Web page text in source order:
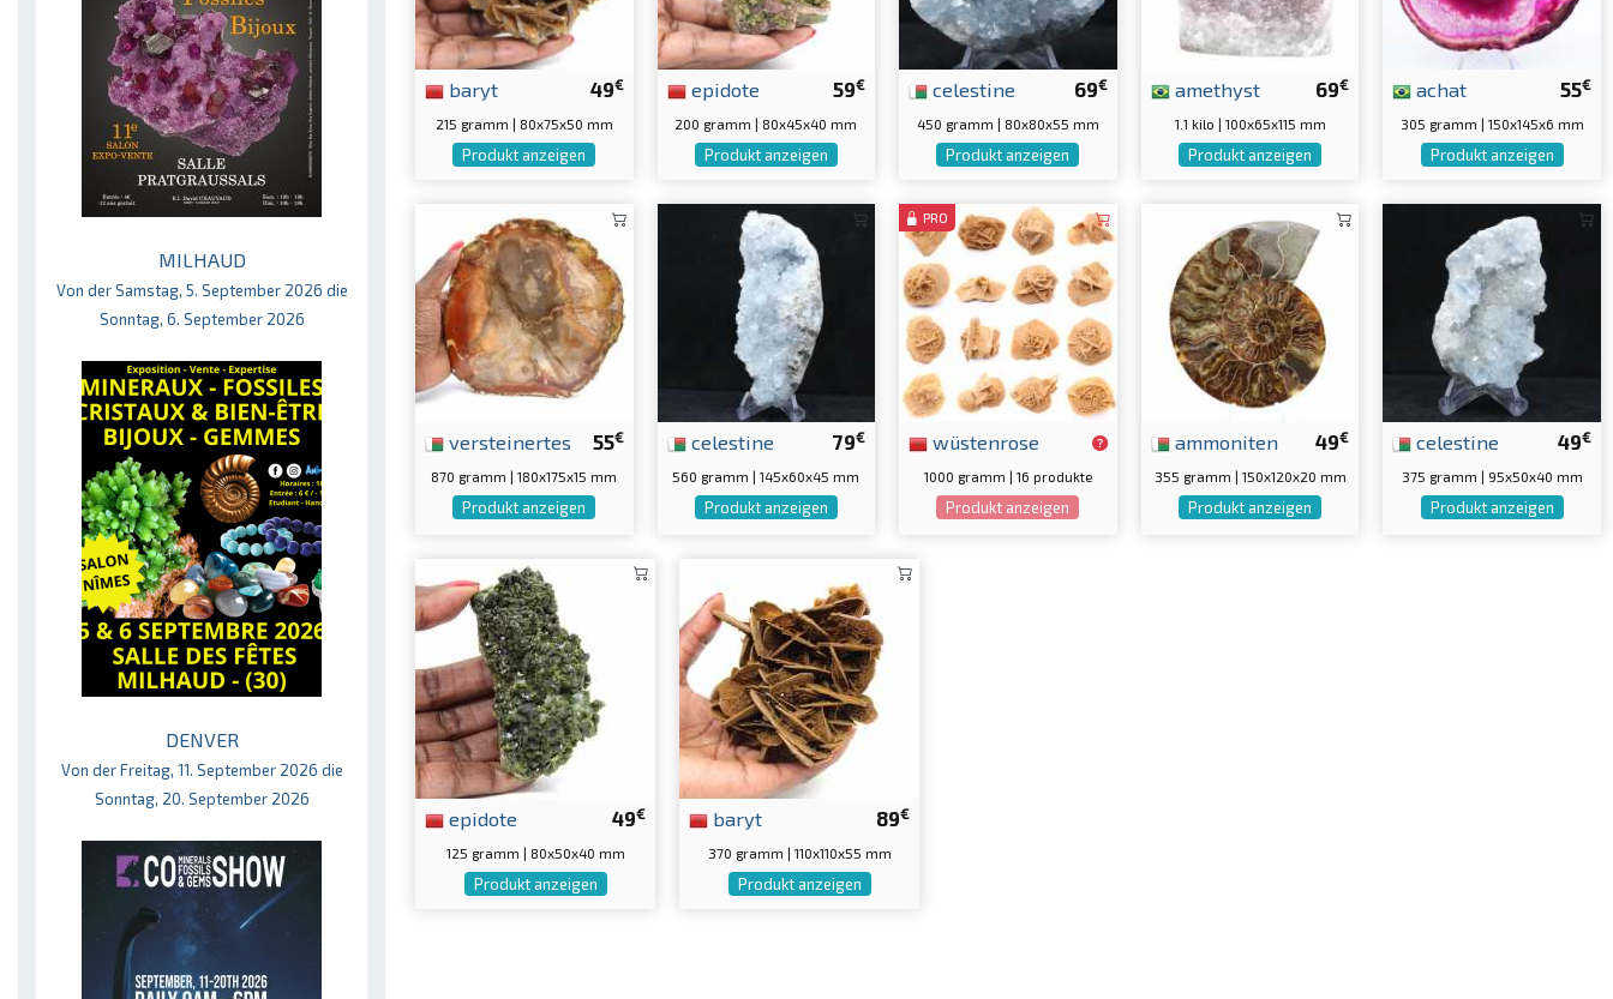
MILHAUD
Von der Samstag, 5. September 2026 die
Sonntag, 6. September 2026
DENVER
Von der Freitag, 11. September 2026 die
Sonntag, 20. September 2026
49€
baryt
215 gramm | 80x75x50 mm
Produkt anzeigen
59€
epidote
200 gramm | 80x45x40 mm
Produkt anzeigen
69€
celestine
450 gramm | 80x80x55 mm
Produkt anzeigen
69€
amethyst
1.1 kilo | 100x65x115 mm
Produkt anzeigen
55€
achat
305 gramm | 150x145x6 mm
Produkt anzeigen
55€
versteinertes
870 gramm | 180x175x15 mm
Produkt anzeigen
79€
celestine
560 gramm | 145x60x45 mm
Produkt anzeigen
PRO
wüstenrose
1000 gramm | 16 produkte
Produkt anzeigen
49€
ammoniten
355 gramm | 150x120x20 mm
Produkt anzeigen
49€
celestine
375 gramm | 95x50x40 mm
Produkt anzeigen
49€
epidote
125 gramm | 80x50x40 mm
Produkt anzeigen
89€
baryt
370 gramm | 110x110x55 mm
Produkt anzeigen